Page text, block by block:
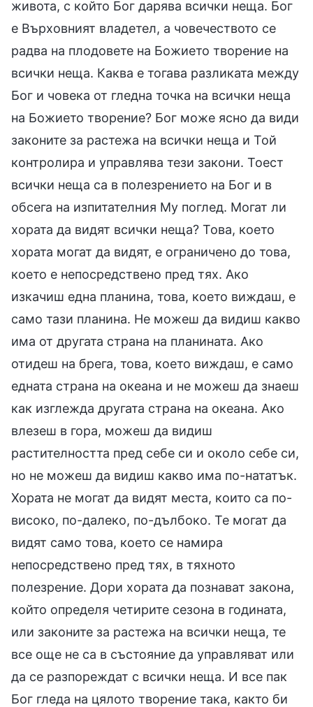
живота, с който Бог дарява всички неща. Бог
е Върховният владетел, а човечеството се
радва на плодовете на Божието творение на
всички неща. Каква е тогава разликата между
Бог и човека от гледна точка на всички неща
на Божието творение? Бог може ясно да види
законите за растежа на всички неща и Той
контролира и управлява тези закони. Тоест
всички неща са в полезрението на Бог и в
обсега на изпитателния Му поглед. Могат ли
хората да видят всички неща? Това, което
хората могат да видят, е ограничено до това,
което е непосредствено пред тях. Ако
изкачиш една планина, това, което виждаш, е
само тази планина. Не можеш да видиш какво
има от другата страна на планината. Ако
отидеш на брега, това, което виждаш, е само
едната страна на океана и не можеш да знаеш
как изглежда другата страна на океана. Ако
влезеш в гора, можеш да видиш
растителността пред себе си и около себе си,
но не можеш да видиш какво има по-нататък.
Хората не могат да видят места, които са по-
високо, по-далеко, по-дълбоко. Те могат да
видят само това, което се намира
непосредствено пред тях, в тяхното
полезрение. Дори хората да познават закона,
който определя четирите сезона в годината,
или законите за растежа на всички неща, те
все още не са в състояние да управляват или
да се разпореждат с всички неща. И все пак
Бог гледа на цялото творение така, както би